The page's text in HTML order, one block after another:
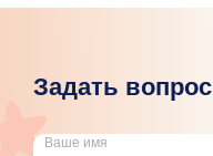
Задать вопрос
Ваше имя